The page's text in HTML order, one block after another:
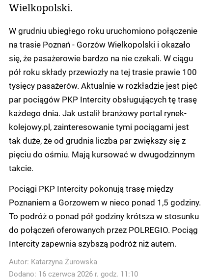
Wielkopolski.
W grudniu ubiegłego roku uruchomiono połączenie
na trasie Poznań - Gorzów Wielkopolski i okazało
się, że pasażerowie bardzo na nie czekali. W ciągu
pół roku składy przewiozły na tej trasie prawie 100
tysięcy pasażerów. Aktualnie w rozkładzie jest pięć
par pociągów PKP Intercity obsługujących tę trasę
każdego dnia. Jak ustalił branżowy portal rynek-
kolejowy.pl, zainteresowanie tymi pociągami jest
tak duże, że od grudnia liczba par zwiększy się z
pięciu do ośmiu. Mają kursować w dwugodzinnym
takcie.
Pociągi PKP Intercity pokonują trasę między
Poznaniem a Gorzowem w nieco ponad 1,5 godziny.
To podróż o ponad pół godziny krótsza w stosunku
do połączeń oferowanych przez POLREGIO. Pociąg
Intercity zapewnia szybszą podróż niż autem.
Autor: Katarzyna Żurowska
Dodano: 16 czerwca 2026 r. godz. 11:10